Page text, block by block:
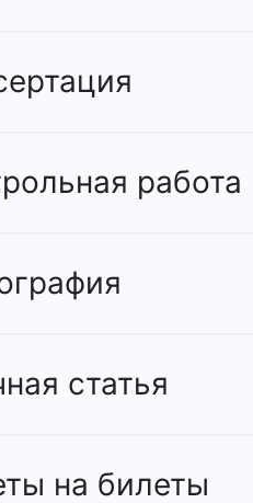
работа
статья
на билеты